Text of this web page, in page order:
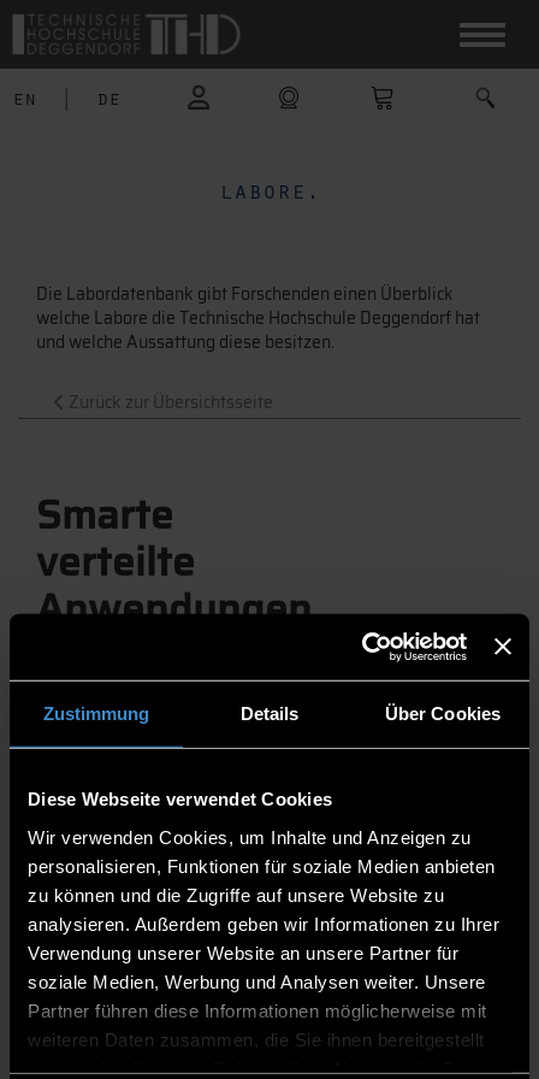
Zustimmung Details Über Cookies
Diese Webseite verwendet Cookies
Wir verwenden Cookies, um Inhalte und Anzeigen zu
personalisieren, Funktionen für soziale Medien anbieten
zu können und die Zugriffe auf unsere Website zu
analysieren. Außerdem geben wir Informationen zu Ihrer
Verwendung unserer Website an unsere Partner für
soziale Medien, Werbung und Analysen weiter. Unsere
Partner führen diese Informationen möglicherweise mit
weiteren Daten zusammen, die Sie ihnen bereitgestellt
en de
labore.
Die Labordatenbank gibt Forschenden einen Überblick
welche Labore die Technische Hochschule Deggendorf hat
und welche Aussattung diese besitzen.
Zurück zur Übersichtsseite
Smarte
verteilte
Anwendungen
zukunftsweisende Themen aus den Bereichen Verteilte
Anwendungen und Vernetzung untersucht und unterrichtet.
IoT
Smart Home
Smart Grid
Moderne Internet-Anwendungen
Streaming
Es handelt sich um ein Ausbildungs- und Projektlabor, in dem
vorlesungs- und projektbegleitende Arbeiten durchgeführt
werden.
Ausstattung: